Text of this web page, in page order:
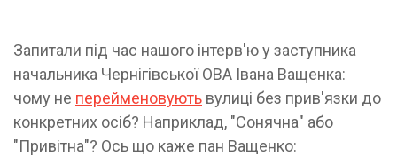
Запитали під час нашого інтерв'ю у заступника
начальника Чернігівської ОВА Івана Ващенка:
чому не перейменовують вулиці без прив'язки до
конкретних осіб? Наприклад, "Сонячна" або
"Привітна"? Ось що каже пан Ващенко: